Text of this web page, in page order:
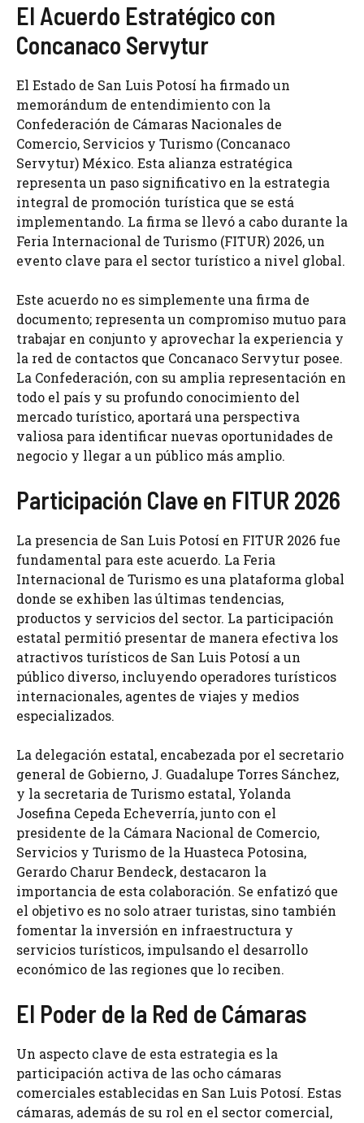
El Acuerdo Estratégico con
Concanaco Servytur
El Estado de San Luis Potosí ha firmado un
memorándum de entendimiento con la
Confederación de Cámaras Nacionales de
Comercio, Servicios y Turismo (Concanaco
Servytur) México. Esta alianza estratégica
representa un paso significativo en la estrategia
integral de promoción turística que se está
implementando. La firma se llevó a cabo durante la
Feria Internacional de Turismo (FITUR) 2026, un
evento clave para el sector turístico a nivel global.
Este acuerdo no es simplemente una firma de
documento; representa un compromiso mutuo para
trabajar en conjunto y aprovechar la experiencia y
la red de contactos que Concanaco Servytur posee.
La Confederación, con su amplia representación en
todo el país y su profundo conocimiento del
mercado turístico, aportará una perspectiva
valiosa para identificar nuevas oportunidades de
negocio y llegar a un público más amplio.
Participación Clave en FITUR 2026
La presencia de San Luis Potosí en FITUR 2026 fue
fundamental para este acuerdo. La Feria
Internacional de Turismo es una plataforma global
donde se exhiben las últimas tendencias,
productos y servicios del sector. La participación
estatal permitió presentar de manera efectiva los
atractivos turísticos de San Luis Potosí a un
público diverso, incluyendo operadores turísticos
internacionales, agentes de viajes y medios
especializados.
La delegación estatal, encabezada por el secretario
general de Gobierno, J. Guadalupe Torres Sánchez,
y la secretaria de Turismo estatal, Yolanda
Josefina Cepeda Echeverría, junto con el
presidente de la Cámara Nacional de Comercio,
Servicios y Turismo de la Huasteca Potosina,
Gerardo Charur Bendeck, destacaron la
importancia de esta colaboración. Se enfatizó que
el objetivo es no solo atraer turistas, sino también
fomentar la inversión en infraestructura y
servicios turísticos, impulsando el desarrollo
económico de las regiones que lo reciben.
El Poder de la Red de Cámaras
Un aspecto clave de esta estrategia es la
participación activa de las ocho cámaras
comerciales establecidas en San Luis Potosí. Estas
cámaras, además de su rol en el sector comercial,